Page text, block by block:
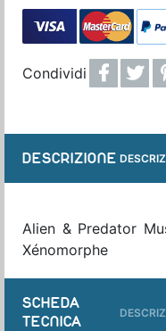
Condividi
DESCRIZIONE
Alien & Predator
Xénomorphe
SCHEDA
TECNICA